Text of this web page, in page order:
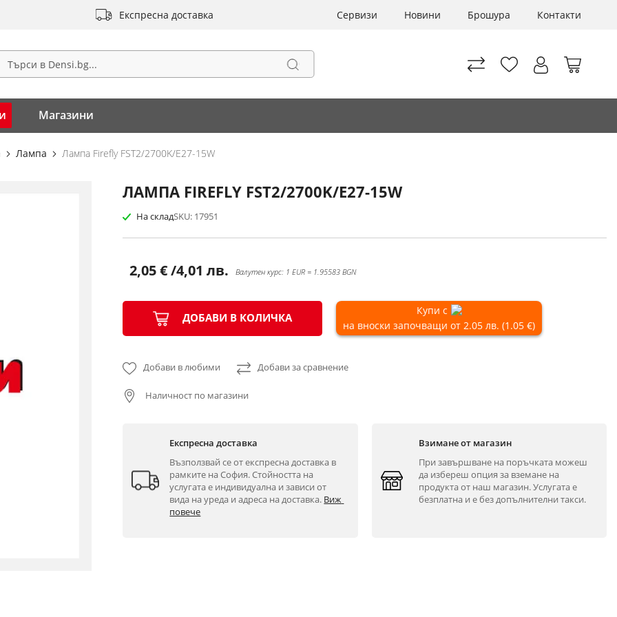
Експресна доставка Сервизи Новини Брошура Контакти
Моята
Търсене
Магазини
Лампа Лампа Firefly FST2/2700K/E27-15W
ЛАМПА FIREFLY FST2/2700K/E27-15W
На складSKU 17951
2,05 €/4,01 лв. Валутен курс: 1 EUR = 1.95583 BGN
ДОБАВИ В КОЛИЧКА
Купи с
на вноски започващи от 2.05 лв. (1.05 €)
Добави в любими Добави за сравнение
Наличност по магазини
Експресна доставка
Възползвай се от експресна доставка в
рамките на София. Стойността на
услугата е индивидуална и зависи от
вида на уреда и адреса на доставка. Виж
повече
Взимане от магазин
При завършване на поръчката можеш
да избереш опция за вземане на
продукта от наш магазин. Услугата е
безплатна и е без допълнителни такси.